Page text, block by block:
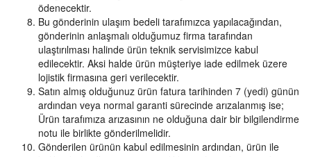
ödenecektir.
Bu gönderinin ulaşım bedeli tarafımızca yapılacağından,
gönderinin anlaşmalı olduğumuz firma tarafından
ulaştırılması halinde ürün teknik servisimizce kabul
edilecektir. Aksi halde ürün müşteriye iade edilmek üzere
lojistik firmasına geri verilecektir.
Satın almış olduğunuz ürün fatura tarihinden 7 (yedi) günün
ardından veya normal garanti sürecinde arızalanmış ise;
Ürün tarafımıza arızasının ne olduğuna dair bir bilgilendirme
notu ile birlikte gönderilmelidir.
Gönderilen ürünün kabul edilmesinin ardından, ürün ile